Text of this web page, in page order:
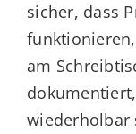
sicher, dass
am
wiederholbar